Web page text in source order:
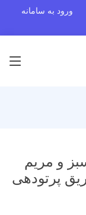
ورود به سامانه
و مریم
پرتودهی